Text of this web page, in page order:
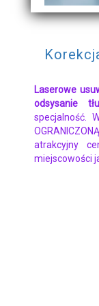
Laserowe
odsysanie
specjalność.
atrakcyjny
miejscowości